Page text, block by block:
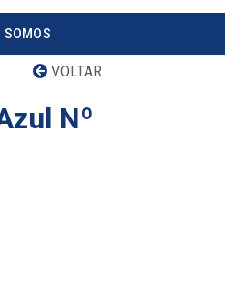
SOMOS
VOLTAR
Nº